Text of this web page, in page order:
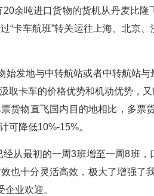
余吨进口货物的货机从丹麦比
“卡车航班”转关运往上海、北京
始发地与中转航站或者中转航站
取卡车的价格优势和机动优势，
货物直飞国内目的地相比，多票
可降低10%-15%。
经从最初的一周3班增至一周8班
也十分灵活高效，极大了增强了
企业欢迎。